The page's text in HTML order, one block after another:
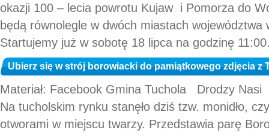
okazji 100 – lecia powrotu Kujaw i Pomorza do
będą równolegle w dwóch miastach województwa
Startujemy już w sobotę 18 lipca na godzinę
Ubierz się w strój borowiacki do pamiątkowego zdjęcia z
Materiał: Facebook Gmina Tuchola Drodzy Nasi
Na tucholskim rynku stanęło dziś tzw. monidło,
otworami w miejscu twarzy. Przedstawia parę